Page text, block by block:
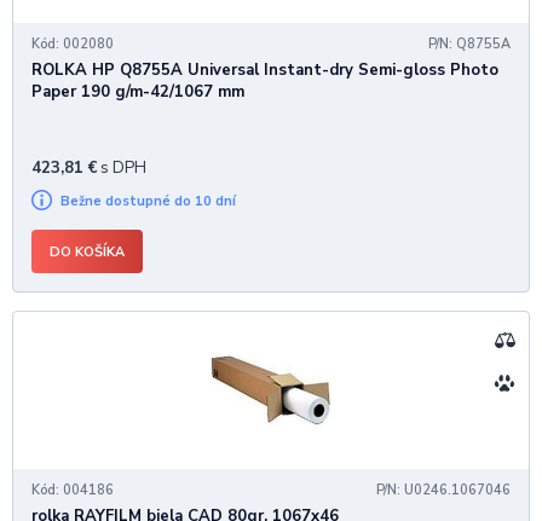
Kód: 002080 P/N: Q8755A
ROLKA HP Q8755A Universal Instant-dry Semi-gloss Photo
Paper 190 g/m-42/1067 mm
423,81 € s DPH
Bežne dostupné do 10 dní
DO KOŠÍKA
Kód: 004186 P/N: U0246.1067046
rolka RAYFILM biela CAD 80gr, 1067x46